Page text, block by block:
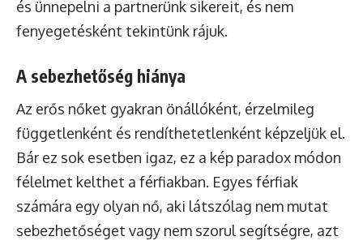
és ünnepelni a partnerünk sikereit, és nem
fenyegetésként tekintünk rájuk.
A sebezhetőség hiánya
Az erős nőket gyakran önállóként, érzelmileg
függetlenként és rendíthetetlenként képzeljük el.
Bár ez sok esetben igaz, ez a kép paradox módon
félelmet kelthet a férfiakban. Egyes férfiak
számára egy olyan nő, aki látszólag nem mutat
sebezhetőséget vagy nem szorul segítségre, azt